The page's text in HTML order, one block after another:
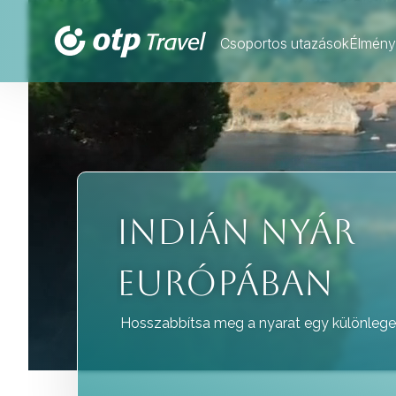
Csoportos utazások
INDIÁN NYÁR
EURÓPÁBAN
Hosszabbítsa meg a nyarat egy